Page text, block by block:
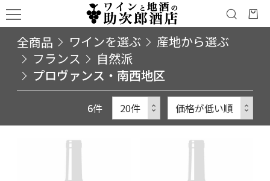
全商品 ワインを選ぶ
産地から選ぶ
フランス
自然派
プロヴァンス・南西地区
6件